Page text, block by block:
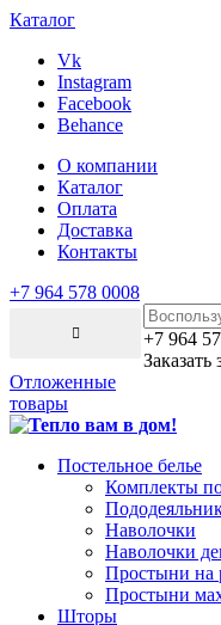
Каталог
Vk
Instagram
Facebook
Behance
О компании
Каталог
Оплата
Доставка
Контакты
+7 964 578 0008
+7 964
Заказать
Отложенные
товары
Постельное белье
Комплекты
Наволочки
Наволочки
Простыни на
Простыни
Шторы